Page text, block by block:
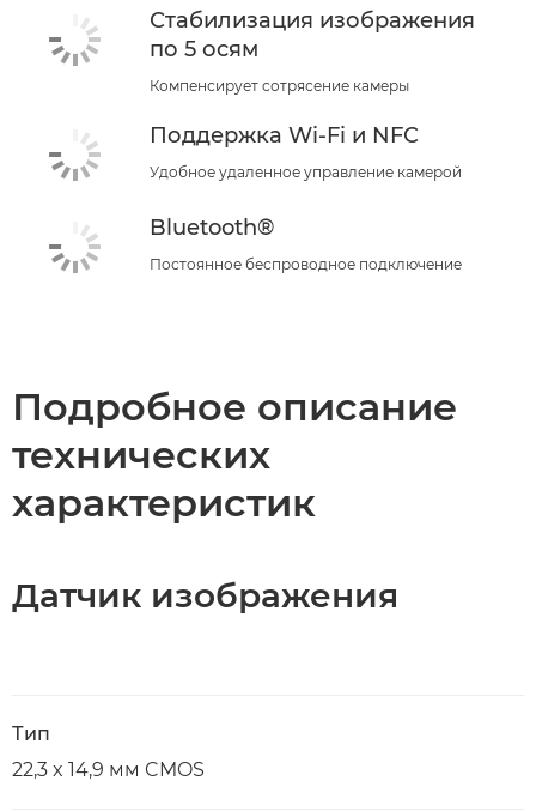
Стабилизация изображения
по 5 осям
Компенсирует сотрясение камеры
Поддержка Wi-Fi и NFC
Удобное удаленное управление камерой
Bluetooth®
Постоянное беспроводное подключение
Подробное описание
технических
характеристик
Датчик изображения
Тип
22,3 x 14,9 мм CMOS